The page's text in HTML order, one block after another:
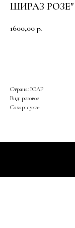
ШИРАЗ РОЗЕ"
1600,00 р.
Страна: ЮАР
Вид: розовое
Сахар: сухое